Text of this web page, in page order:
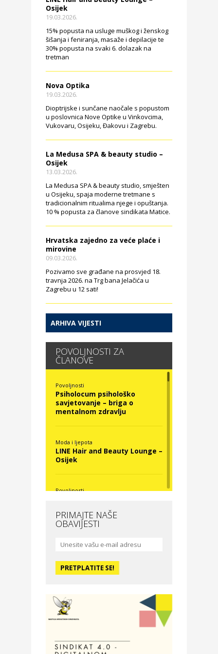
Osijek
19.03.2026.
15% popusta na usluge muškog i ženskog
šišanja i feniranja, masaže i depilacije te
30% popusta na svaki 6. dolazak na
tretman
Nova Optika
19.03.2026.
Dioptrijske i sunčane naočale s popustom
u poslovnica Nove Optike u Vinkovcima,
Vukovaru, Osijeku, Đakovu i Zagrebu.
La Medusa SPA & beauty studio –
Osijek
13.03.2026.
La Medusa SPA & beauty studio, smješten
u Osijeku, spaja moderne tretmane s
tradicionalnim ritualima njege i opuštanja.
10 % popusta za članove sindikata Matice.
Hrvatska zajedno za veće plaće i
mirovine
09.03.2026.
Pozivamo sve građane na prosvjed 18.
travnja 2026. na Trg bana Jelačića u
Zagrebu u 12 sati!
ARHIVA VIJESTI
POVOLJNOSTI ZA
ČLANOVE
Povoljnosti
Psiholocum psihološko
savjetovanje – briga o
mentalnom zdravlju
Moda i ljepota
LINE Hair and Beauty Lounge –
Osijek
Povoljnosti
Moda i ljepota
studio – Osijek
Zdravlje i osiguranje
PRIMAJTE NAŠE
OBAVIJESTI